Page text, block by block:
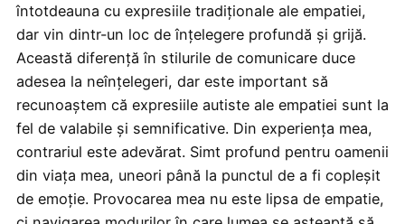
întotdeauna cu expresiile tradiționale ale empatiei,
dar vin dintr-un loc de înțelegere profundă și grijă.
Această diferență în stilurile de comunicare duce
adesea la neînțelegeri, dar este important să
recunoaștem că expresiile autiste ale empatiei sunt la
fel de valabile și semnificative. Din experiența mea,
contrariul este adevărat. Simt profund pentru oamenii
din viața mea, uneori până la punctul de a fi copleșit
de emoție. Provocarea mea nu este lipsa de empatie,